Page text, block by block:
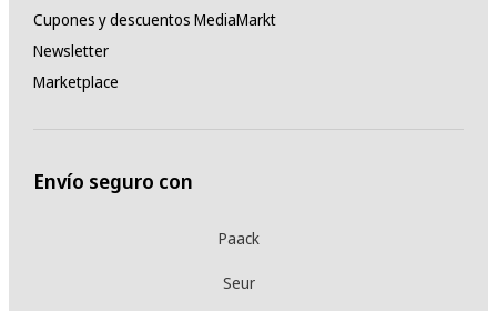
Cupones y descuentos MediaMarkt
Newsletter
Marketplace
Envío seguro con
Paack
Seur